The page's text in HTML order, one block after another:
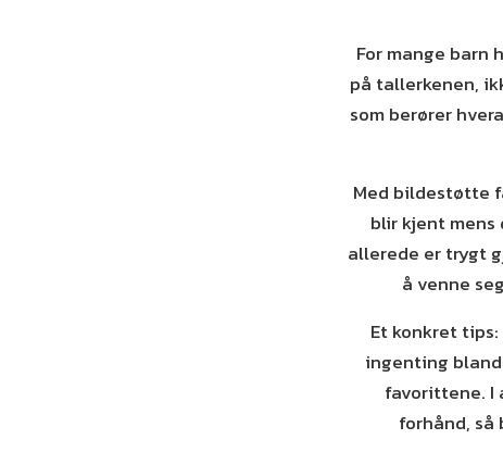
For mange barn
på tallerkenen,
som berører
Med bildestøtte
blir kjent
allerede er trygt
å venne
Et konkret
ingenting
favorittene. I
forhånd, så